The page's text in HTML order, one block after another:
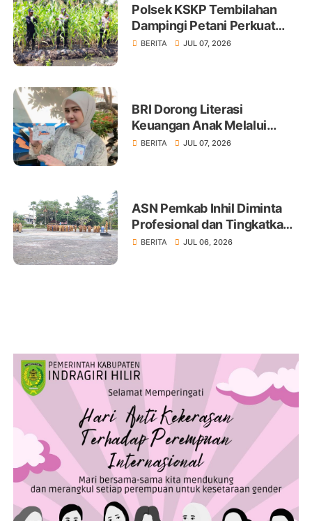
Polsek KSKP Tembilahan
Dampingi Petani Perkuat
Swasembada Pangan
BERITA JUL 07, 2026
BRI Dorong Literasi
Keuangan Anak Melalui
Produk BritAma Junio
BERITA JUL 07, 2026
ASN Pemkab Inhil Diminta
Profesional dan Tingkatkan
Pelayanan Publik
BERITA JUL 06, 2026